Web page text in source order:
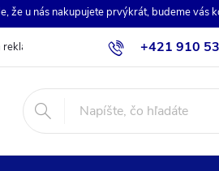
že u nás nakupujete prvýkrát, budeme vás
+421 910
Obchodné podmienky